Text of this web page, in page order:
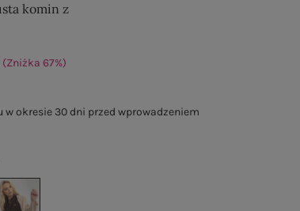
komin z
(Zniżka67%)
okresie 30 dni przed wprowadzeniem